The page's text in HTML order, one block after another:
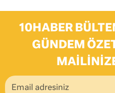
10HABER
GÜNDEM